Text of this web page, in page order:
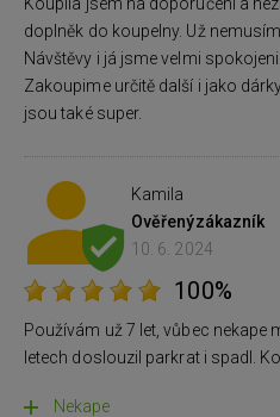
Koupila jsem na doporučení a
doplněk do koupelny. Už
Návštěvy i já jsme velmi
Zakoupime určitě další i jako
jsou také super.
Kamila
Ověřenýzákazník
10. 6. 2024
100%
Používám už 7 let, vůbec nekape
letech doslouzil parkrat i spadl.
Nekape